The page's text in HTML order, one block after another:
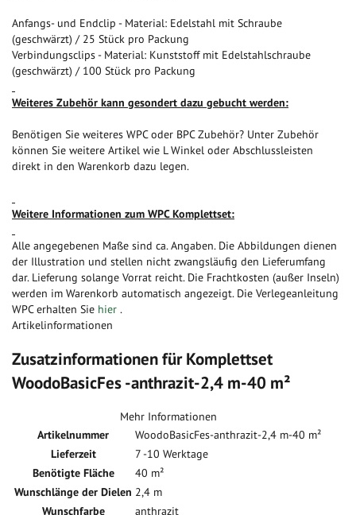
Anfangs- und Endclip - Material: Edelstahl mit Schraube
(geschwärzt) / 25 Stück pro Packung
Verbindungsclips - Material: Kunststoff mit Edelstahlschraube
(geschwärzt) / 100 Stück pro Packung
Weiteres Zubehör kann gesondert dazu gebucht werden:
Benötigen Sie weiteres WPC oder BPC Zubehör? Unter Zubehör
können Sie weitere Artikel wie L Winkel oder Abschlussleisten
direkt in den Warenkorb dazu legen.
Weitere Informationen zum WPC Komplettset:
Alle angegebenen Maße sind ca. Angaben. Die Abbildungen dienen
der Illustration und stellen nicht zwangsläufig den Lieferumfang
dar. Lieferung solange Vorrat reicht. Die Frachtkosten (außer Inseln)
werden im Warenkorb automatisch angezeigt. Die Verlegeanleitung
WPC erhalten Sie hier .
Artikelinformationen
Zusatzinformationen für Komplettset
WoodoBasicFes -anthrazit-2,4 m-40 m²
Mehr Informationen
Artikelnummer
WoodoBasicFes-anthrazit-2,4 m-40 m²
Lieferzeit
7 -10 Werktage
Benötigte Fläche
40 m²
Wunschlänge der Dielen 2,4 m
Wunschfarbe
anthrazit